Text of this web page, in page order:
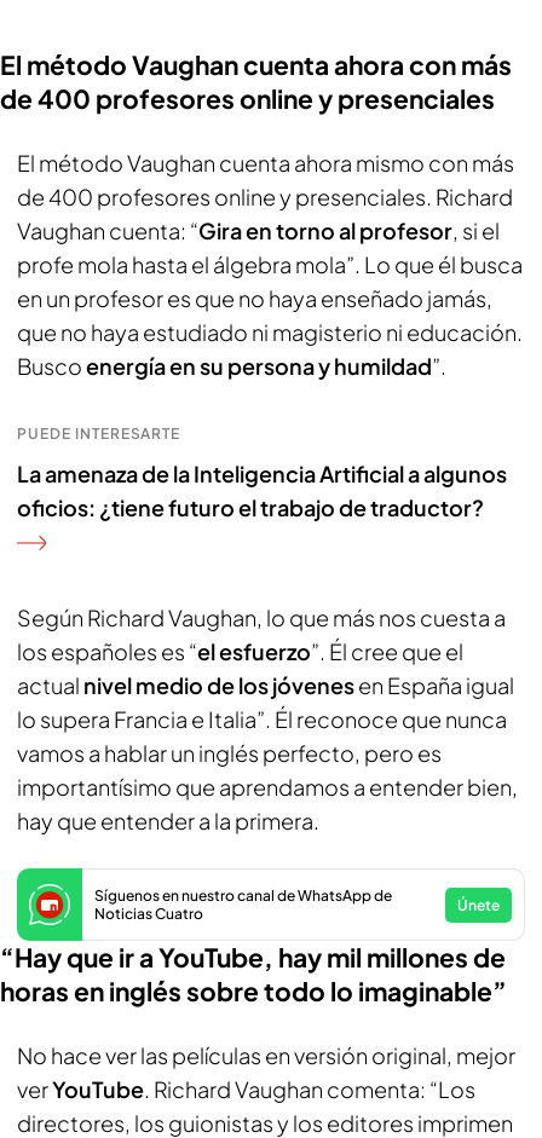
El método Vaughan cuenta ahora con más
de 400 profesores online y presenciales
El método Vaughan cuenta ahora mismo con más
de 400 profesores online y presenciales. Richard
Vaughan cuenta: “Gira en torno al profesor, si el
profe mola hasta el álgebra mola”. Lo que él busca
en un profesor es que no haya enseñado jamás,
que no haya estudiado ni magisterio ni educación.
Buscoenergía en su persona y humildad”.
PUEDE INTERESARTE
La amenaza de la Inteligencia Artificial a algunos
oficios: ¿tiene futuro el trabajo de traductor?
Según Richard Vaughan, lo que más nos cuesta a
los españoles es “el esfuerzo”. Él cree que el
actual nivel medio de los jóvenesen España igual
lo supera Francia e Italia”. Él reconoce que nunca
vamos a hablar un inglés perfecto, pero es
importantísimo que aprendamos a entender bien,
hay que entender a la primera.
Síguenos en nuestro canal de WhatsApp de
Noticias Cuatro
Únete
“Hay que ir a YouTube, hay mil millones de
horas en inglés sobre todo lo imaginable”
No hace ver las películas en versión original, mejor
verYouTube. Richard Vaughan comenta: “Los
directores, los guionistas y los editores imprimen